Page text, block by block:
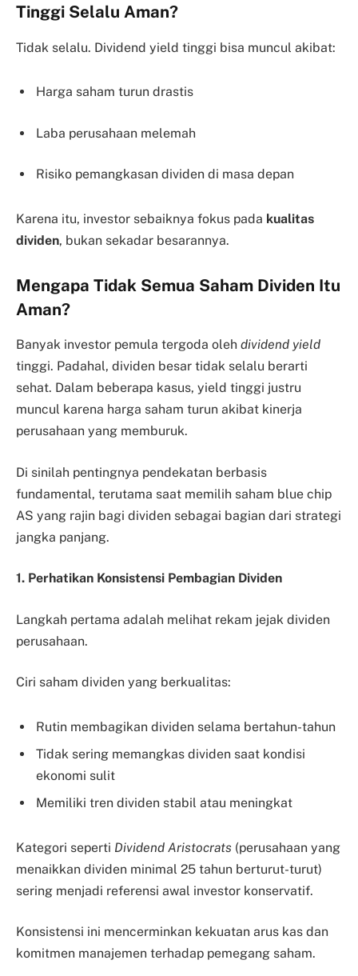
Tinggi Selalu Aman?
Tidak selalu. Dividend yield tinggi bisa muncul akibat:
Harga saham turun drastis
Laba perusahaan melemah
Risiko pemangkasan dividen di masa depan
Karena itu, investor sebaiknya fokus pada kualitas
dividen, bukan sekadar besarannya.
Mengapa Tidak Semua Saham Dividen Itu
Aman?
Banyak investor pemula tergoda oleh dividend yield
tinggi. Padahal, dividen besar tidak selalu berarti
sehat. Dalam beberapa kasus, yield tinggi justru
muncul karena harga saham turun akibat kinerja
perusahaan yang memburuk.
Di sinilah pentingnya pendekatan berbasis
fundamental, terutama saat memilih saham blue chip
AS yang rajin bagi dividen sebagai bagian dari strategi
jangka panjang.
1. Perhatikan Konsistensi Pembagian Dividen
Langkah pertama adalah melihat rekam jejak dividen
perusahaan.
Ciri saham dividen yang berkualitas:
Rutin membagikan dividen selama bertahun-tahun
Tidak sering memangkas dividen saat kondisi
ekonomi sulit
Memiliki tren dividen stabil atau meningkat
Kategori seperti Dividend Aristocrats (perusahaan yang
menaikkan dividen minimal 25 tahun berturut-turut)
sering menjadi referensi awal investor konservatif.
Konsistensi ini mencerminkan kekuatan arus kas dan
komitmen manajemen terhadap pemegang saham.